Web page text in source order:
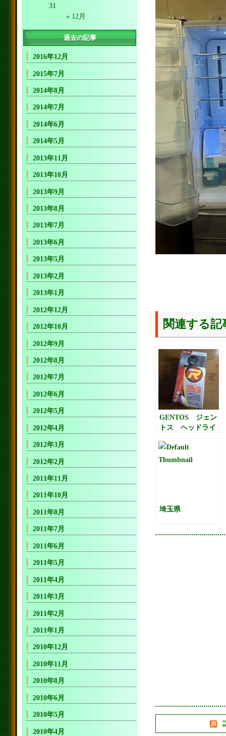
関連する記
GENTOS ジェン
トス ヘッドライ
レビュー
埼玉県
31
« 12月
過去の記事
2016年12月
2015年7月
2014年8月
2014年7月
2014年6月
2014年5月
2013年11月
2013年10月
2013年9月
2013年8月
2013年7月
2013年6月
2013年5月
2013年2月
2013年1月
2012年12月
2012年10月
2012年9月
2012年8月
2012年7月
2012年6月
2012年5月
2012年4月
2012年3月
2012年2月
2011年11月
2011年10月
2011年8月
2011年7月
2011年6月
2011年5月
2011年4月
2011年3月
2011年2月
2011年1月
2010年12月
2010年11月
2010年8月
2010年6月
2010年5月
2010年4月